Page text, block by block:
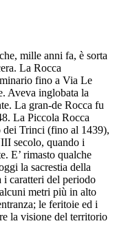
mille anni fa, è sorta
La Rocca
fino a Via Le
Aveva inglobata la
La gran-de Rocca fu
La Piccola Rocca
dei Trinci (fino al 1439),
secolo, quando i
E’ rimasto qualche
la sacrestia della
i caratteri del periodo
metri più in alto
le feritoie ed i
la visione del territorio